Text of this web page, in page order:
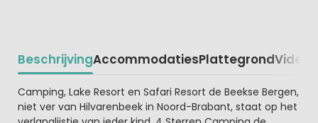
BeschrijvingAccommodatiesPlattegrondVideo
Beschrijving
Camping, Lake Resort en Safari Resort de Beekse Bergen,
niet ver van Hilvarenbeek in Noord-Brabant, staat op het